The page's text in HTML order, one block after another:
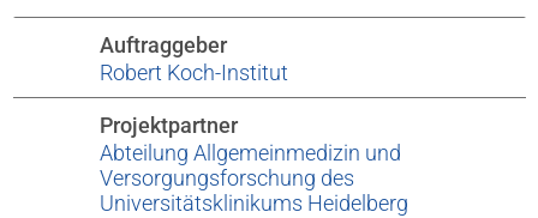
Auftraggeber
Robert Koch-Institut
Projektpartner
Abteilung Allgemeinmedizin und
Versorgungsforschung des
Universitätsklinikums Heidelberg